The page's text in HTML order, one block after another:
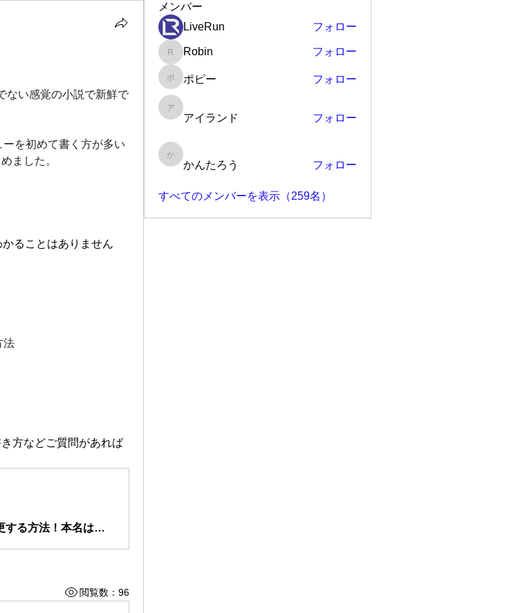
ない感覚の小説で新鮮で
を初めて書く方が多い
ました。
ることはありません
法
方などご質問があれば
【Amazon】レビューの名前を変更する方法！本名は非公開に | APPTOPI - パート 3
閲覧数：96
メンバー
LiveRun
フォロー
Robin
Robin フォロー
ポピーポピー フォロー
アイランド
アイランド フォロー
かんたろう
かんたろう フォロー
すべてのメンバーを表示（259名）